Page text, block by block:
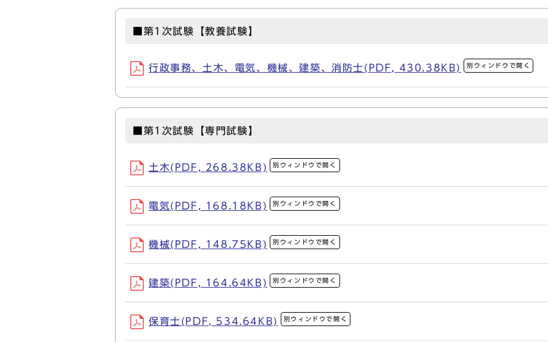
■第1次試験【教養試験】
行政事務、土木、電気、機械、建築、消防士(PDF, 430.38KB) 別ウィンドウで開く
■第1次試験【専門試験】
土木(PDF, 268.38KB) 別ウィンドウで開く
電気(PDF, 168.18KB) 別ウィンドウで開く
機械(PDF, 148.75KB) 別ウィンドウで開く
建築(PDF, 164.64KB) 別ウィンドウで開く
保育士(PDF, 534.64KB) 別ウィンドウで開く